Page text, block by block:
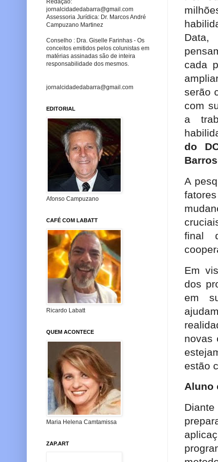
Data,
cada
serão
com
a
do
A
final
Em
dos
em
novas
estão
Aluno
Redação:
jornalcidadedabarra@gmail.com
Assessoria Jurídica: Dr. Marcos André
Campuzano Martinez
Conselho : Dra. Giselle Farinhas - Os
conceitos emitidos pelos colunistas em
matérias assinadas são de inteira
responsabilidade dos mesmos.
jornalcidadedabarra@gmail.com
EDITORIAL
Afonso Campuzano
CAFÉ COM LABATT
Ricardo Labatt
QUEM ACONTECE
Maria Helena Camtamissa
ZAP.ART